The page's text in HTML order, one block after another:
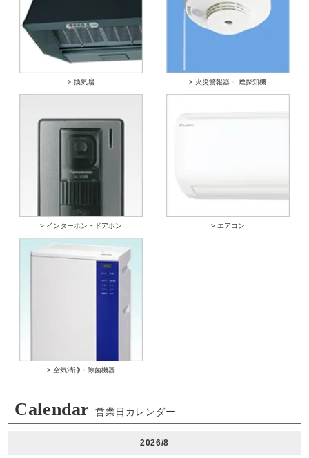
> 換気扇 > 火災警報器・ 煙探知機
> インターホン・ドアホン > エアコン
> 空気清浄・除菌機器
Calendar 営業日カレンダー
2026/8